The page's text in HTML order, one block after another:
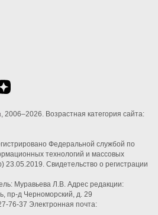
, 2006–2026. Возрастная категория сайта:
Федеральной службой по
технологий и массовых
23.05.2019. Свидетельство о регистрации
Муравьева Л.В. Адрес редакции:
пр-д Черноморский, д. 29
76-37 Электронная почта: